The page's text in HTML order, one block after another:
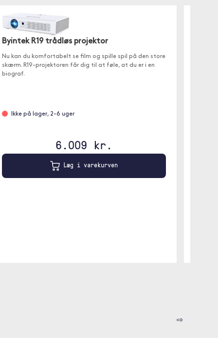
Byintek R19 trådløs projektor
Nu kan du komfortabelt se film og spille spil på den store
skærm. R19-projektoren får dig til at føle, at du er i en
biograf.
Ikke på lager, 2-6 uger
6.009 kr.
Læg i varekurven
⇨